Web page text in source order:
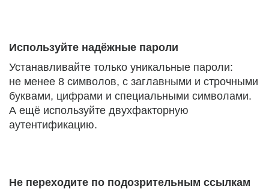
Используйте надёжные пароли
Устанавливайте только уникальные пароли:
не менее 8 символов, с заглавными и строчными
буквами, цифрами и специальными символами.
А ещё используйте двухфакторную
аутентификацию.
Не переходите по подозрительным ссылкам